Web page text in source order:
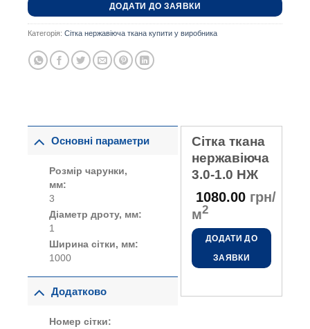
ДОДАТИ ДО ЗАЯВКИ
Категорія: Сітка нержавіюча ткана купити у виробника
Сітка ткана
нержавіюча
3.0-1.0 НЖ
1080.00грн/
м2
ДОДАТИ ДО
ЗАЯВКИ
Основні параметри
Розмір чарунки,
мм:
3
Діаметр дроту, мм:
1
Ширина сітки, мм:
1000
Додатково
Номер сітки: